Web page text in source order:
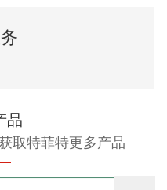
品
取特菲特更多产品